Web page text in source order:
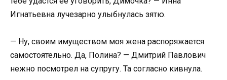
Игнатьевна лучезарно улыбнулась зятю.
— Ну, своим имуществом моя жена распоряжается
самостоятельно. Да, Полина? — Дмитрий Павлович
нежно посмотрел на супругу. Та согласно кивнула.